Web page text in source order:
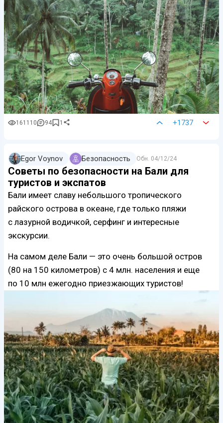
161110 94 1 +1737
Egor Voynov Безопасность Обн. 04/12/24
Советы по безопасности на Бали для
туристов и экспатов
Бали имеет славу небольшого тропического
райского острова в океане, где только пляжи
с лазурной водичкой, серфинг и интересные
экскурсии.
На самом деле Бали — это очень большой остров
(80 на 150 километров) с 4 млн. населения и еще
по 10 млн ежегодно приезжающих туристов!